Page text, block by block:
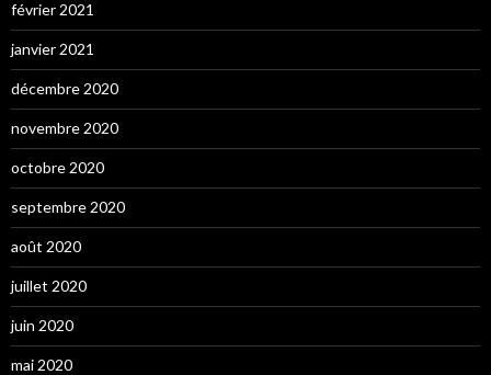
février 2021
janvier 2021
décembre 2020
novembre 2020
octobre 2020
septembre 2020
août 2020
juillet 2020
juin 2020
mai 2020